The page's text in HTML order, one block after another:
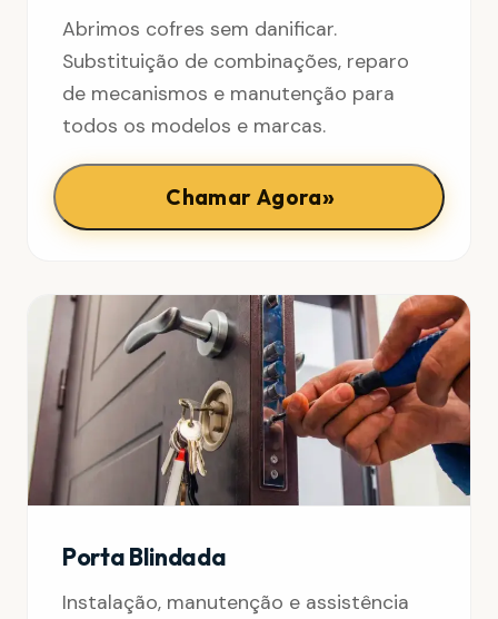
Abrimos cofres sem danificar.
Substituição de combinações, reparo
de mecanismos e manutenção para
todos os modelos e marcas.
Chamar Agora»
Porta Blindada
Instalação, manutenção e assistência